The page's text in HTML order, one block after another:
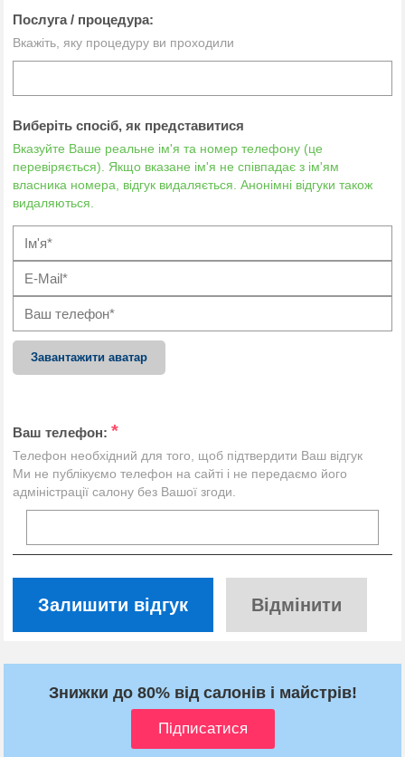
Послуга / процедура:
Вкажіть, яку процедуру ви проходили
Виберіть спосіб, як представитися
Вказуйте Ваше реальне ім'я та номер телефону (це
перевіряється). Якщо вказане ім'я не співпадає з ім'ям
власника номера, відгук видаляється. Анонімні відгуки також
видаляються.
Завантажити аватар
Ваш телефон: *
Телефон необхідний для того, щоб підтвердити Ваш відгук
Ми не публікуємо телефон на сайті і не передаємо його
адміністрації салону без Вашої згоди.
Залишити відгук Відмінити
Знижки до 80% від салонів і майстрів!